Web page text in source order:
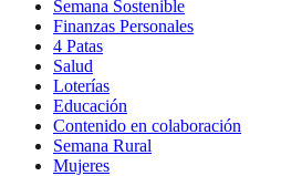
Semana Sostenible
Finanzas Personales
4 Patas
Salud
Loterías
Educación
Contenido en colaboración
Semana Rural
Mujeres